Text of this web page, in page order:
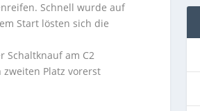
Schnell wurde auf
Start lösten sich die
Schaltknauf am C2
Platz vorerst